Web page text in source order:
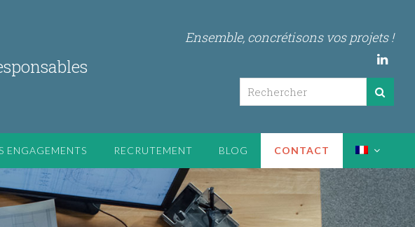
Ensemble, concrétisons vos projets !
ENGAGEMENTS RECRUTEMENT BLOG CONTACT